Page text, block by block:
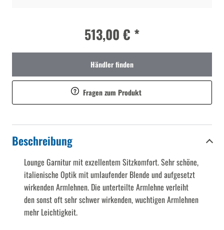
513,00 € *
Händler finden
Fragen zum Produkt
Beschreibung
Lounge Garnitur mit exzellentem Sitzkomfort. Sehr schöne,
italienische Optik mit umlaufender Blende und aufgesetzt
wirkenden Armlehnen. Die unterteilte Armlehne verleiht
den sonst oft sehr schwer wirkenden, wuchtigen Armlehnen
mehr Leichtigkeit.